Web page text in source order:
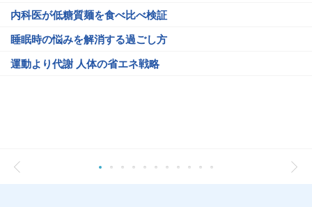
内科医が低糖質麺を食べ比べ検証
睡眠時の悩みを解消する過ごし方
運動より代謝 人体の省エネ戦略